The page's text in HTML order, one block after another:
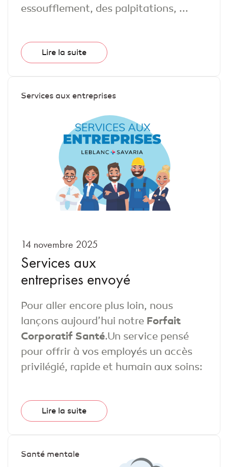
essoufflement, des palpitations, ...
Lire la suite
Services aux entreprises
14 novembre 2025
Services aux
entreprises envoyé
Pour aller encore plus loin, nous
lançons aujourd’hui notre Forfait
Corporatif Santé.Un service pensé
pour offrir à vos employés un accès
privilégié, rapide et humain aux soins:
Lire la suite
Santé mentale